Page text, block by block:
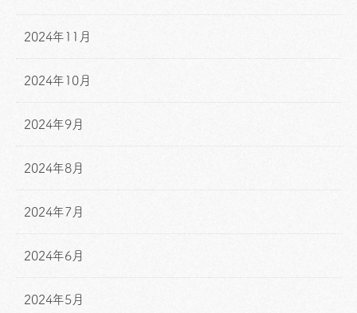
2024年11月
2024年10月
2024年9月
2024年8月
2024年7月
2024年6月
2024年5月